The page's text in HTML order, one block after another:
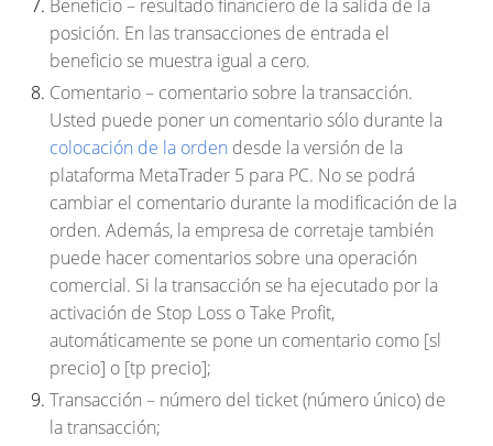
Beneficio– resultado financiero de la salida de la
posición. En las transacciones de entrada el
beneficio se muestra igual a cero.
Comentario– comentario sobre la transacción.
Usted puede poner un comentario sólo durante la
colocación de la orden desde la versión de la
plataforma MetaTrader 5 para PC. No se podrá
cambiar el comentario durante la modificación de la
orden. Además, la empresa de corretaje también
puede hacer comentarios sobre una operación
comercial. Si la transacción se ha ejecutado por la
activación de Stop Loss o Take Profit,
automáticamente se pone un comentario como [sl
precio] o [tp precio];
Transacción – número del ticket (número único) de
la transacción;